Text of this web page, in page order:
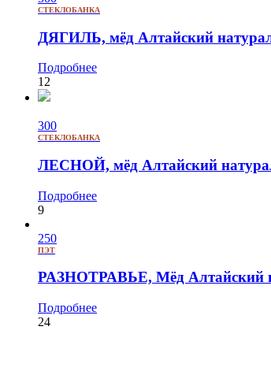
СТЕКЛОБАНКА
ДЯГИЛЬ, мёд Алтайский
Подробнее
12
300
СТЕКЛОБАНКА
ЛЕСНОЙ, мёд Алтайский
Подробнее
9
250
ПЭТ
РАЗНОТРАВЬЕ, Мёд Алтайский
Подробнее
24